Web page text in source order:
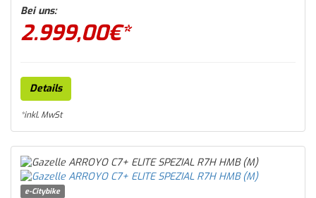
Bei uns:
2.999,00€*
Details
*inkl. MwSt
e-Citybike